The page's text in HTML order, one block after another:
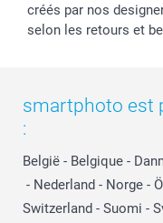
créés par nos
selon les retours et
smartphoto est
:
België - Belgique -
- Nederland - Norge -
Switzerland - Suomi -